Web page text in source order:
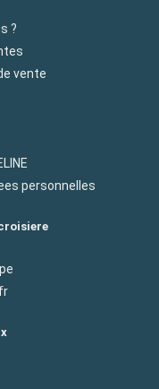
?
vente
personnelles